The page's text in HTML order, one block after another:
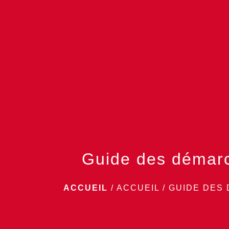
Guide des
ACCUEIL / ACCUEIL / GUIDE DES